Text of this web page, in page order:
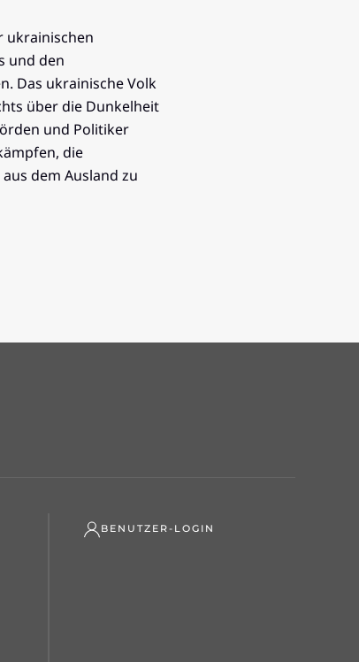
ukrainischen
und den
Das ukrainische Volk
über die Dunkelheit
und Politiker
die
dem Ausland zu
BENUTZER-LOGIN